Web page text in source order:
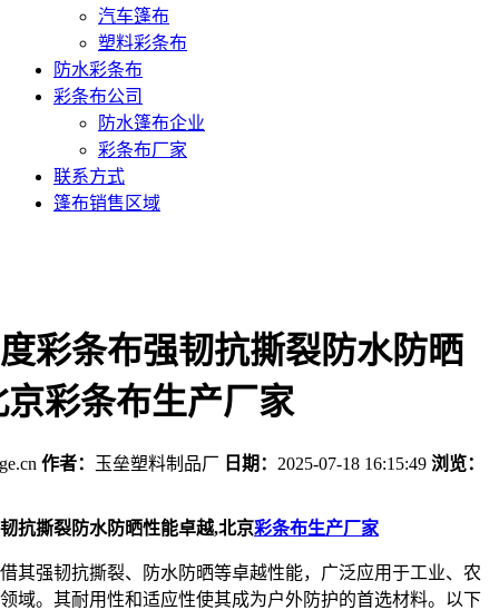
汽车篷布
塑料彩条布
防水彩条布
彩条布公司
防水篷布企业
彩条布厂家
联系方式
篷布销售区域
彩条布强韧抗撕裂防水防晒
彩条布生产厂家
作者： 玉垒塑料制品厂 日期： 2025-07-18 16:15:49 浏览：
抗撕裂防水防晒性能卓越,北京彩条布生产厂家
其强韧抗撕裂、防水防晒等卓越性能，广泛应用于工业、农
域。其耐用性和适应性使其成为户外防护的首选材料。以下